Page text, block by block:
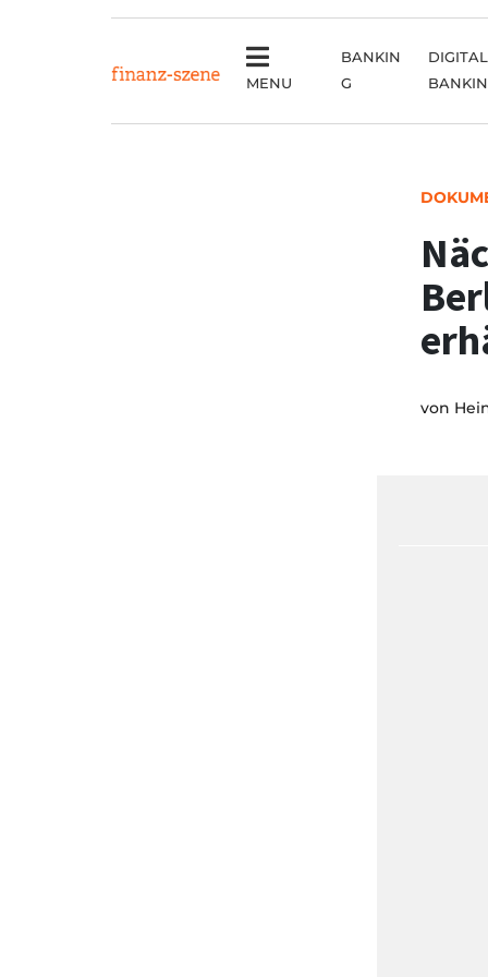
MENU
BANKIN
G
DIGITAL
von